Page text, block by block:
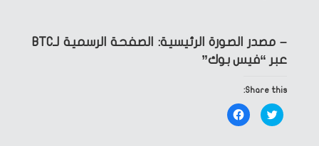
– مصدر الصورة الرئيسية: الصفحة الرسمية لـBTC
عبر “فيس بوك”
Share this:
Click
to
share
Click
to